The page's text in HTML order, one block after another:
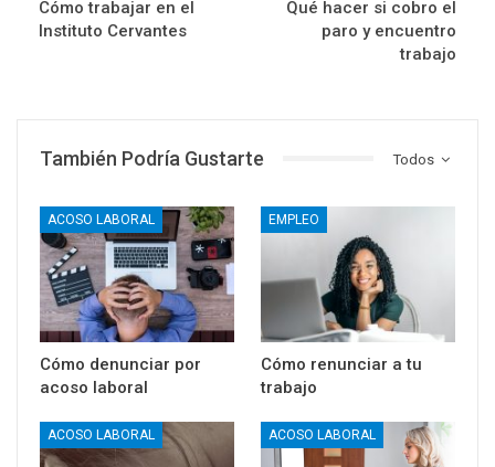
Cómo trabajar en el
Instituto Cervantes
Qué hacer si cobro el
paro y encuentro
trabajo
Todos
También Podría Gustarte
ACOSO LABORAL
Cómo denunciar por
acoso laboral
EMPLEO
Cómo renunciar a tu
trabajo
ACOSO LABORAL ACOSO LABORAL